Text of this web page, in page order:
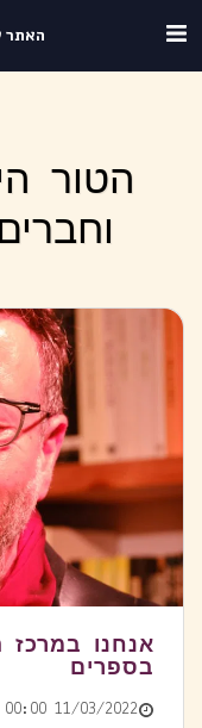
האתר
הטור
אנחנו
בספרים
11/03/2022 00:00